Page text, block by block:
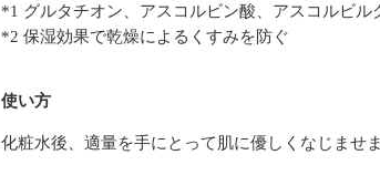
*1 グルタチオン、アスコルビン酸、アスコルビル
*2 保湿効果で乾燥によるくすみを防ぐ
使い方
化粧水後、適量を手にとって肌に優しくなじませま